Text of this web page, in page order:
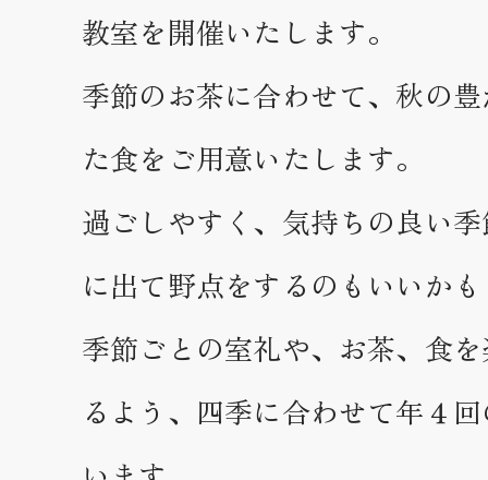
教室を開催いたします。
季節のお茶に合わせて、秋の
た食をご用意いたします。
過ごしやすく、気持ちの良い
に出て野点をするのもいいか
季節ごとの室礼や、お茶、食
るよう、四季に合わせて年４